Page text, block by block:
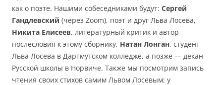
как о поэте. Нашими собеседниками будут: Сергей
Гандлевский (через Zoom), поэт и друг Льва Лосева,
Никита Елисеев, литературный критик и автор
послесловия к этому сборнику, Натан Лонган, студент
Льва Лосева в Дартмутском колледже, а позже — декан
Русской школы в Норвиче. Также мы посмотрим запись
чтения своих стихов самим Львом Лосевым: у